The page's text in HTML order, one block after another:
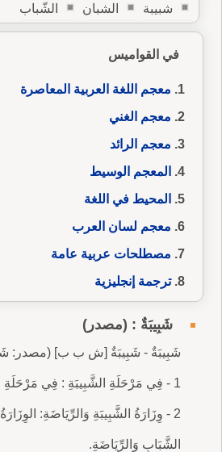
شبيبة الشبان الشّباب
في القواميس
معجم اللغة العربية المعاصرة
معجم الغني
معجم الرائد
المعجم الوسيط
المحيط في اللغة
معجم لسان العرب
مصطلحات عربية عامة
ترجمة إنجليزية
شَبِيبَةٌ : (مصدر)
شَبِيبَةٌ - شَبِيبَةٌ [ش ب ب] (مصدر:
1 - فِي مَرْحَلَةِ الشَّبِيبَةِ : فِي مَرْحَلَةِ الشَّبَابِ.
2 - وِزَارَةُ الشَّبِيبَةِ وَالرِّيَاضَةِ:
الشَّبَابِ وَالرِّيَاضَةِ.